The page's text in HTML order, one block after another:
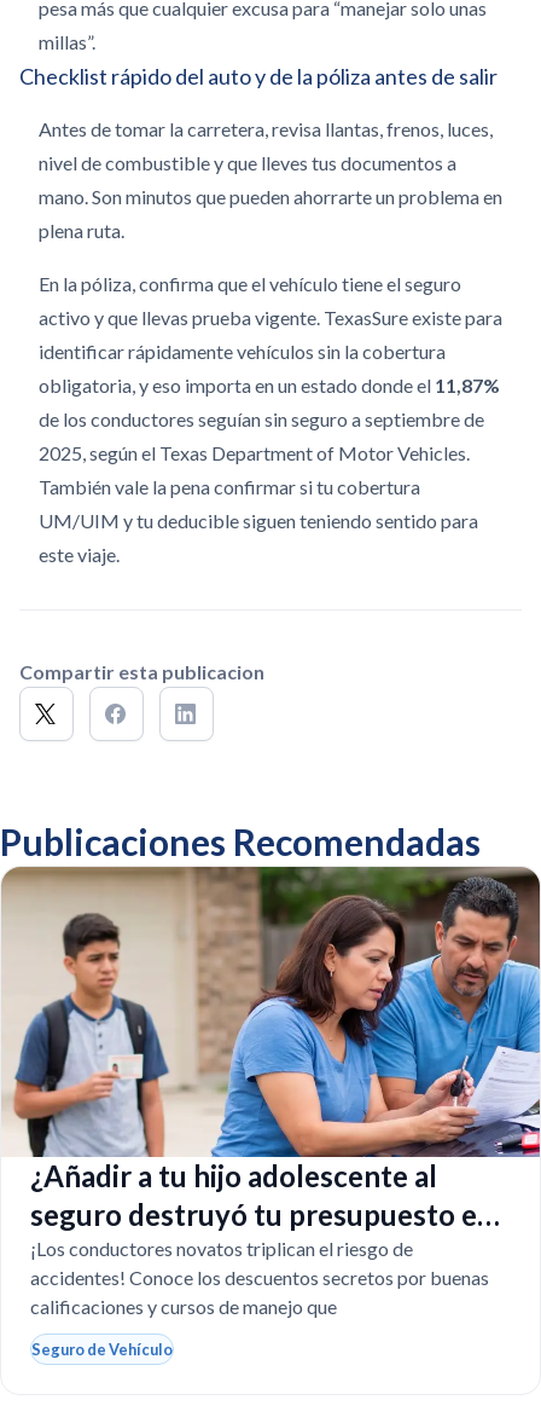
pesa más que cualquier excusa para “manejar solo unas
millas”.
Checklist rápido del auto y de la póliza antes de salir
Antes de tomar la carretera, revisa llantas, frenos, luces,
nivel de combustible y que lleves tus documentos a
mano. Son minutos que pueden ahorrarte un problema en
plena ruta.
En la póliza, confirma que el vehículo tiene el seguro
activo y que llevas prueba vigente. TexasSure existe para
identificar rápidamente vehículos sin la cobertura
obligatoria, y eso importa en un estado donde el 11,87%
de los conductores seguían sin seguro a septiembre de
2025, según el Texas Department of Motor Vehicles.
También vale la pena confirmar si tu cobertura
UM/UIM y tu deducible siguen teniendo sentido para
este viaje.
Compartir esta publicacion
Publicaciones Recomendadas
¿Añadir a tu hijo adolescente al
seguro destruyó tu presupuesto en
Texas?
¡Los conductores novatos triplican el riesgo de
accidentes! Conoce los descuentos secretos por buenas
calificaciones y cursos de manejo que
Seguro de Vehículo